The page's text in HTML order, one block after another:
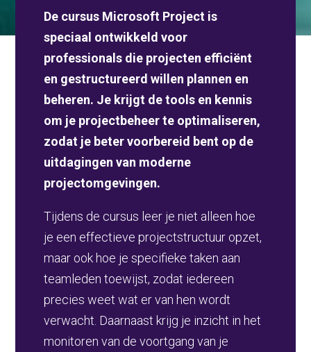
De cursus Microsoft Project is
speciaal ontwikkeld voor
professionals die projecten efficiënt
en gestructureerd willen plannen en
beheren. Je krijgt de tools en kennis
om je projectbeheer te optimaliseren,
zodat je beter voorbereid bent op de
uitdagingen van moderne
projectomgevingen.
Tijdens de cursus leer je niet alleen hoe
je een effectieve projectstructuur opzet,
maar ook hoe je specifieke taken aan
teamleden toewijst, zodat iedereen
precies weet wat er van hen wordt
verwacht. Daarnaast krijg je inzicht in het
monitoren van de voortgang van je